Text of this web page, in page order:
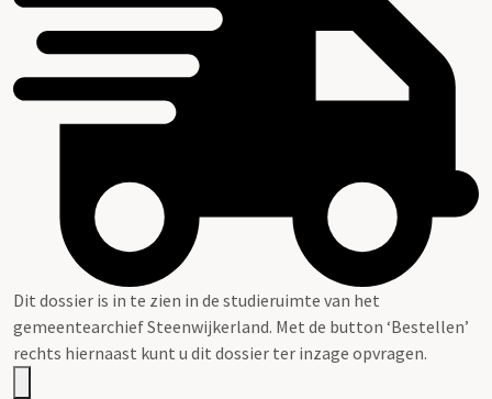
Dit dossier is in te zien in de studieruimte van het
gemeentearchief Steenwijkerland. Met de button ‘Bestellen’
rechts hiernaast kunt u dit dossier ter inzage opvragen.